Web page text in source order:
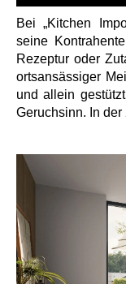
Bei „Kitchen
seine
Rezeptur oder
ortsansässiger
und allein
Geruchsinn. In der